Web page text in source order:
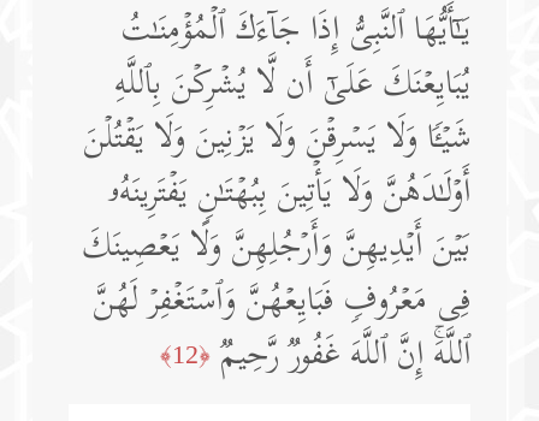
یَـٰۤأَیُّهَا ٱلنَّبِیُّ إِذَا جَاۤءَكَ ٱلۡمُؤۡمِنَـٰتُ
یُبَایِعۡنَكَ عَلَىٰۤ أَن لَّا یُشۡرِكۡنَ بِٱللَّهِ
شَیۡـࣰٔا وَلَا یَسۡرِقۡنَ وَلَا یَزۡنِینَ وَلَا یَقۡتُلۡنَ
أَوۡلَـٰدَهُنَّ وَلَا یَأۡتِینَ بِبُهۡتَـٰنࣲ یَفۡتَرِینَهُۥ
بَیۡنَ أَیۡدِیهِنَّ وَأَرۡجُلِهِنَّ وَلَا یَعۡصِینَكَ
فِی مَعۡرُوفࣲ فَبَایِعۡهُنَّ وَٱسۡتَغۡفِرۡ لَهُنَّ
ٱللَّهَۚ إِنَّ ٱللَّهَ غَفُورࣱ رَّحِیمࣱ ﴿12﴾